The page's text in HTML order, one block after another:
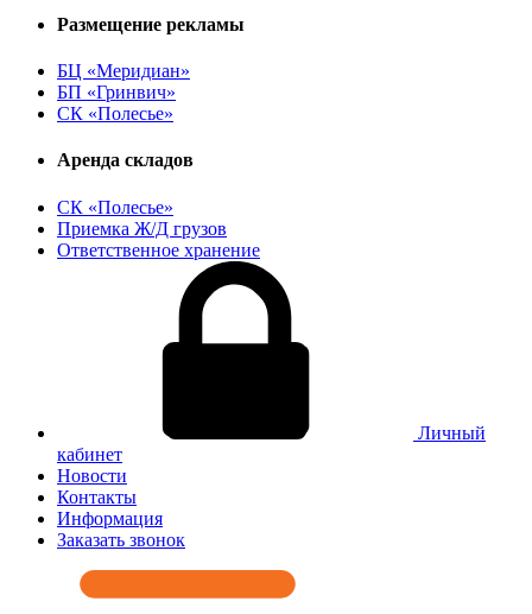
Размещение рекламы
БЦ «Меридиан»
БП «Гринвич»
СК «Полесье»
Аренда складов
СК «Полесье»
Приемка Ж/Д грузов
Ответственное хранение
Личный
кабинет
Новости
Контакты
Информация
Заказать звонок